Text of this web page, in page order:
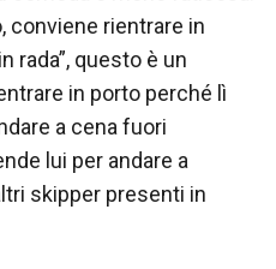
conviene rientrare in
rada”, questo è un
in porto perché lì
a cena fuori
lui per andare a
skipper presenti in